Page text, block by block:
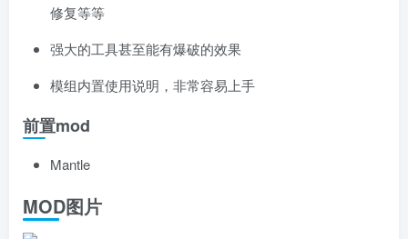
修复等等
强大的工具甚至能有爆破的效果
模组内置使用说明，非常容易上手
前置mod
Mantle
MOD图片